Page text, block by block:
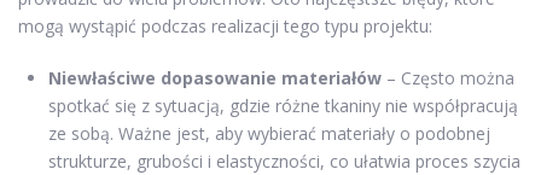
mogą wystąpić podczas realizacji tego typu projektu:
Niewłaściwe dopasowanie materiałów – Często można
spotkać się z sytuacją, gdzie różne tkaniny nie współpracują
ze sobą. Ważne jest, aby wybierać materiały o podobnej
strukturze, grubości i elastyczności, co ułatwia proces szycia